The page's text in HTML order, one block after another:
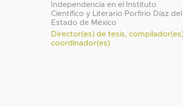
Independencia en el Instituto
Científico y Literario Porfirio Díaz del
Estado de México
Director(es) de tesis,
coordinador(es)